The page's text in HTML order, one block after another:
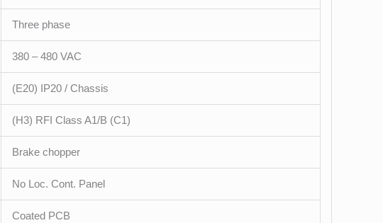
Three phase
380 – 480 VAC
(E20) IP20 / Chassis
(H3) RFI Class A1/B (C1)
Brake chopper
No Loc. Cont. Panel
Coated PCB